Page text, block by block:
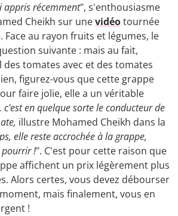
appris récemment", s'enthousiasme
Cheikh sur unevidéotournée
. Face au rayon fruits et légumes, le
suivante : mais au fait,
tomates avec et des tomates
figurez-vous que cette grappe
faire jolie, elle a un véritable
c'est en quelque sorte le conducteur de
illustre Mohamed Cheikh dans la
elle reste accrochée à la grappe,
pourrir !". C'est pour cette raison que
affichent un prix légèrement plus
Alors certes, vous devez débourser
mais finalement, vous en
!